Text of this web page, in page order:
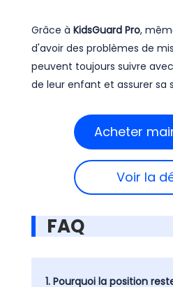
Grâce à KidsGuard Pro,
d'avoir des problèmes de
peuvent toujours suivre
de leur enfant et assurer sa
Acheter
Voir la
FAQ
1. Pourquoi la position